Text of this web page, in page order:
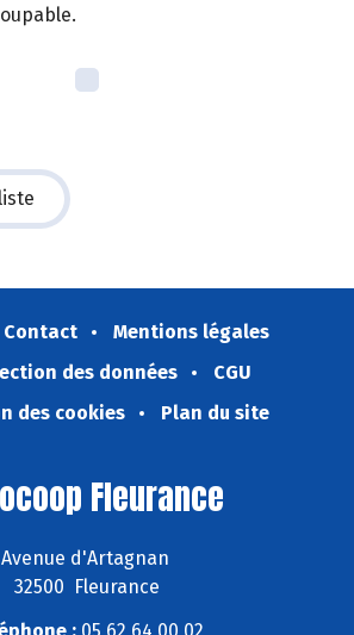
Contact
Mentions légales
des données
CGU
des cookies
Plan du site
Fleurance
Avenue d'Artagnan
32500 Fleurance
: 05 62 64 00 02